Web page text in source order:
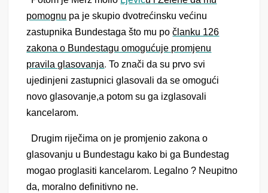
pomognu pa je skupio dvotrećinsku većinu
zastupnika Bundestaga što mu po članku 126
zakona o Bundestagu omogućuje promjenu
pravila glasovanja.To znači da su prvo svi
ujedinjeni zastupnici glasovali da se omogući
novo glasovanje,a potom su ga izglasovali
kancelarom.
Drugim riječima on je promjenio zakona o
glasovanju u Bundestagu kako bi ga Bundestag
mogao proglasiti kancelarom. Legalno ? Neupitno
da, moralno definitivno ne.